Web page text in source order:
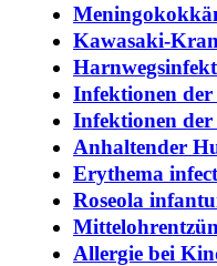
Kawasaki-
Infektionen der
Infektionen der
Anhaltender
Erythema
Roseola
Allergie bei